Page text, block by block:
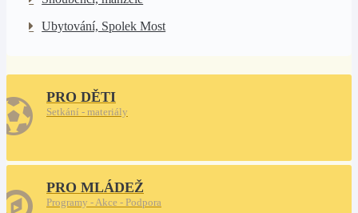
Ubytování, Spolek Most
PRO DĚTI
Setkání - materiály
PRO MLÁDEŽ
Programy - Akce - Podpora